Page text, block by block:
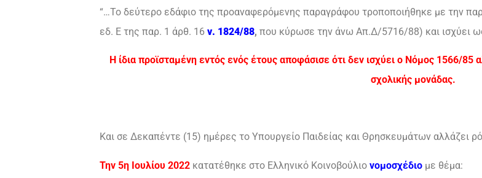
“…Το δεύτερο εδάφιο της προαναφερόμενης παραγράφου τροποποιήθηκε με την
εδ. Ε της παρ. 1 άρθ. 16 ν. 1824/88, που κύρωσε την άνω Απ.Δ/5716/88) και ισχύει
Η ίδια προϊσταμένη εντός ενός έτους αποφάσισε ότι δεν ισχύει ο Νόμος 1566/
σχολικής μονάδας.
Και σε Δεκαπέντε (15) ημέρες το Υπουργείο Παιδείας και Θρησκευμάτων αλλάζει
Την 5η Ιουλίου 2022 κατατέθηκε στο Ελληνικό Κοινοβούλιο νομοσχέδιο με θέμα: